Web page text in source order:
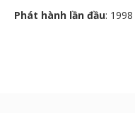
Phát hành lần đầu: 1998